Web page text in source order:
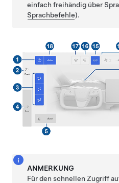
einfach freihändig über
Sprachbefehle).
ANMERKUNG
Für den schnellen Zugriff